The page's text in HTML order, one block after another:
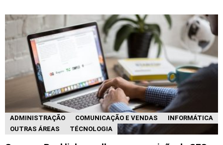
ADMINISTRAÇÃO COMUNICAÇÃO E VENDAS
INFORMÁTICA
OUTRAS ÁREAS
TÉCNOLOGIA